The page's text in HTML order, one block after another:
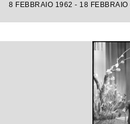
8 FEBBRAIO 1962 - 18 FEBBRAIO